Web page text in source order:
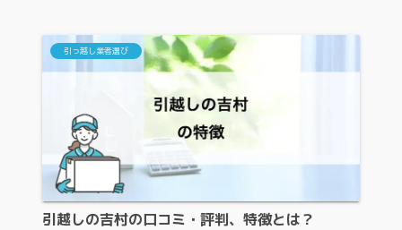
引っ越し業者選び
引越しの吉村の口コミ・評判、特徴とは？